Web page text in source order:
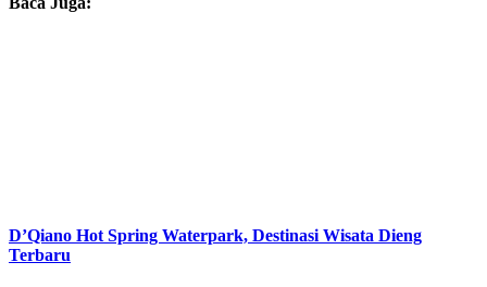
D’Qiano Hot Spring Waterpark, Destinasi Wisata Dieng
Terbaru